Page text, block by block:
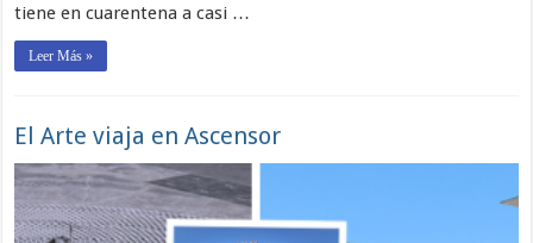
tiene en cuarentena a casi …
Leer Más »
El Arte viaja en Ascensor